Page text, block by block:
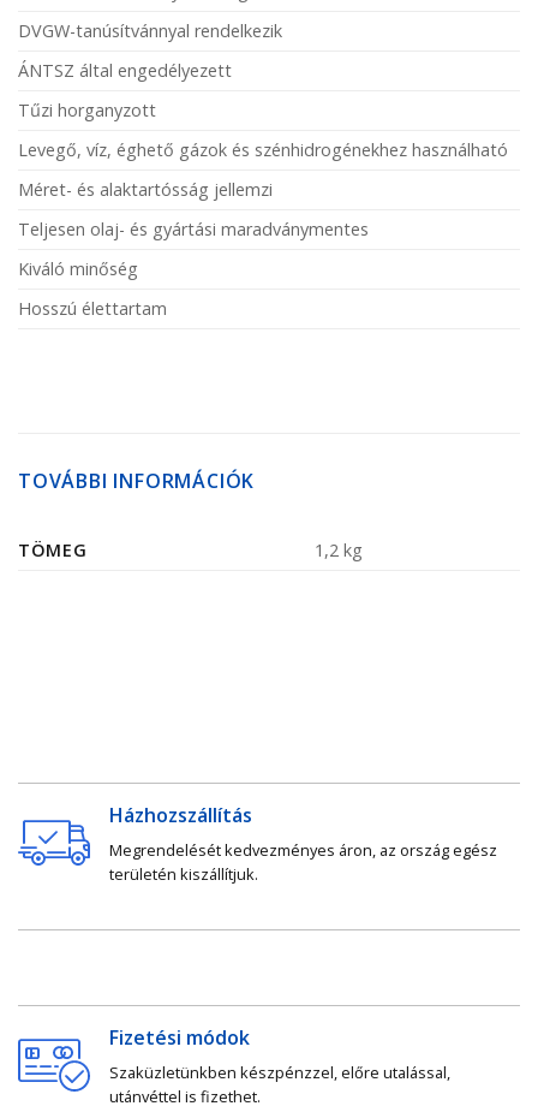
DVGW-tanúsítvánnyal rendelkezik
ÁNTSZ által engedélyezett
Tűzi horganyzott
Levegő, víz, éghető gázok és szénhidrogénekhez használható
Méret- és alaktartósság jellemzi
Teljesen olaj- és gyártási maradványmentes
Kiváló minőség
Hosszú élettartam
TOVÁBBI INFORMÁCIÓK
TÖMEG 1,2 kg
Házhozszállítás
Megrendelését kedvezményes áron, az ország egész
területén kiszállítjuk.
Fizetési módok
Szaküzletünkben készpénzzel, előre utalással,
utánvéttel is fizethet.